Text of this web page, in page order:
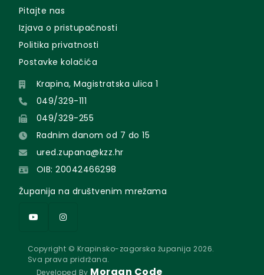
Pitajte nas
Izjava o pristupačnosti
Politika privatnosti
Postavke kolačića
Krapina, Magistratska ulica 1
049/329-111
049/329-255
Radnim danom od 7 do 15
ured.zupana@kzz.hr
OIB: 20042466298
Županija na društvenim mrežama
Copyright © Krapinsko-zagorska županija 2026.
Sva prava pridržana.
Developed By Morgan Code